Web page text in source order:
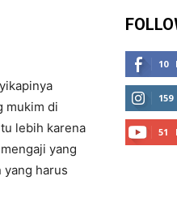
mukim di
lebih karena
yang
yang harus
10
159
51